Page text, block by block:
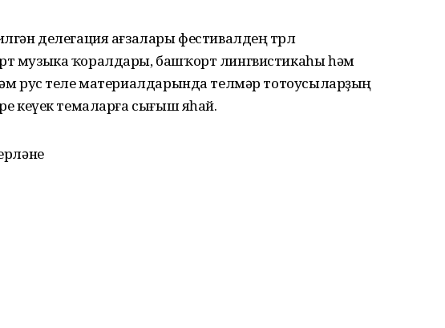
делегация ағзалары фестивалдең төрлө
музыка ҡоралдары, башҡорт лингвистикаһы һәм
рус теле материалдарында телмәр тотоусыларҙың
кеүек темаларға сығыш яһай.